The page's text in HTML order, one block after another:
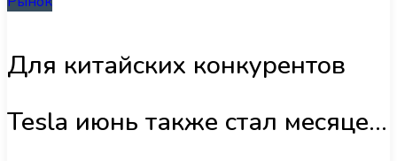
Для китайских конкурентов
Tesla июнь также стал месяцем